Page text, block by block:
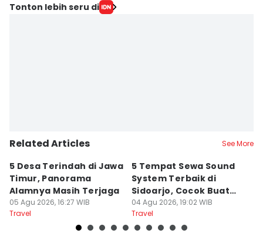
Tonton lebih seru di
Related Articles See More
5 Desa Terindah di Jawa
Timur, Panorama
Alamnya Masih Terjaga
05 Agu 2026, 16:27 WIB
Travel
5 Tempat Sewa Sound
System Terbaik di
Sidoarjo, Cocok Buat
Agustusan
04 Agu 2026, 19:02 WIB
Travel